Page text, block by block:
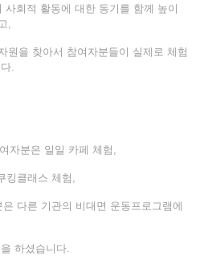
사회적 활동에 대한 동기를 함께 높이
,
원을 찾아서 참여자분들이 실제로 체험
.
자분은 일일 카페 체험,
킹클래스 체험,
다른 기관의 비대면 운동프로그램에
하셨습니다.